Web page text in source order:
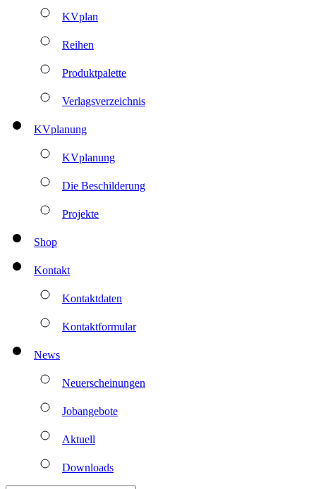
KVplan
Reihen
Produktpalette
Verlagsverzeichnis
KVplanung
KVplanung
Die Beschilderung
Projekte
Shop
Kontakt
Kontaktdaten
Kontaktformular
News
Neuerscheinungen
Jobangebote
Aktuell
Downloads